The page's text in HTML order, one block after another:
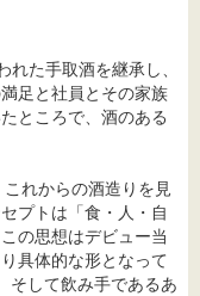
た手取酒を継承し、
足と社員とその家族
ところで、酒のある
れからの酒造りを見
プトは「食・人・自
の思想はデビュー当
具体的な形となって
そして飲み手であるあ